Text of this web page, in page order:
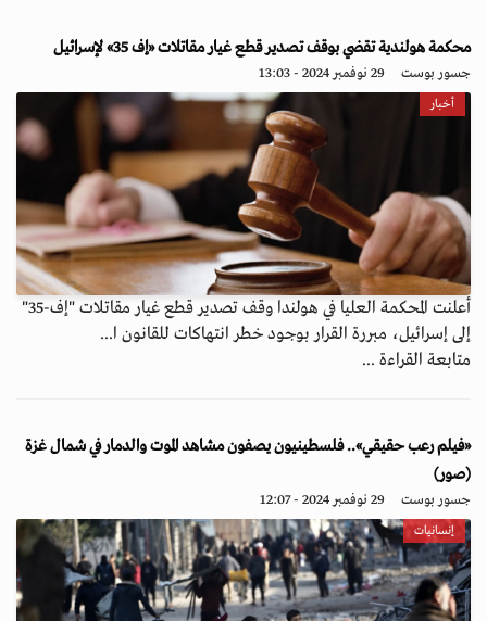
محكمة هولندية تقضي بوقف تصدير قطع غيار مقاتلات «إف 35» لإسرائيل
جسور بوست 29 نوفمبر 2024 - 13:03
أخبار
أعلنت المحكمة العليا في هولندا وقف تصدير قطع غيار مقاتلات "إف-35"
إلى إسرائيل، مبررة القرار بوجود خطر انتهاكات للقانون ا...
متابعة القراءة ...
«فيلم رعب حقيقي».. فلسطينيون يصفون مشاهد الموت والدمار في شمال غزة
(صور)
جسور بوست 29 نوفمبر 2024 - 12:07
إنسانيات